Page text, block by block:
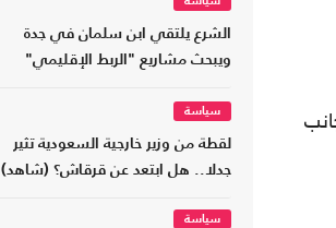
الشرع يلتقي ابن سلمان في جدة
ويبحث مشاريع "الربط الإقليمي"
سياسة
لقطة من وزير خارجية السعودية تثير
جدلا.. هل ابتعد عن قرقاش؟ (شاهد)
سياسة